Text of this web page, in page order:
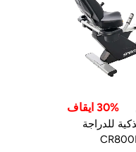
30% ايقاف
للدراجة